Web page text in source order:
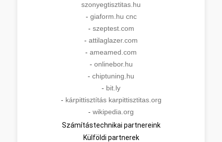
szonyegtisztitas.hu
- giaform.hu cnc
- szeptest.com
- attilaglazer.com
- ameamed.com
- onlinebor.hu
- chiptuning.hu
- bit.ly
- kárpittisztítás karpittisztitas.org
- wikipedia.org
Számítástechnikai partnereink
Külföldi partnerek